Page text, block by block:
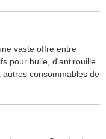
vaste offre entre
pour huile, d'antirouille
autres consommables de